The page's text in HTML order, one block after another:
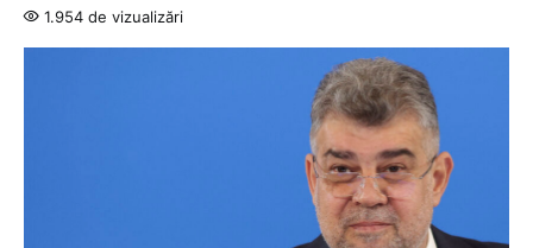
1.954 de vizualizări